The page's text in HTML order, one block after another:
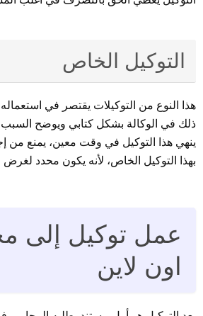
التوكيل الخاص
هذا النوع من التوكيلات يقتصر في
ذلك في الوكالة بشكل كتابي ويوضح السبب
ينهي هذا التوكيل في وقت معين، يمنع من
بهذا التوكيل الخاص، لأنه يكون محدد
عمل توكيل إلى
اون لاين